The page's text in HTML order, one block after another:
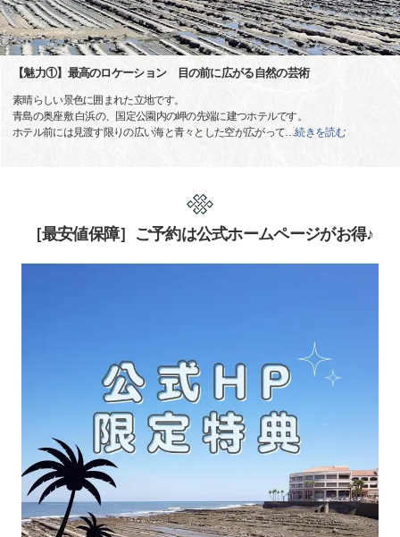
【魅力①】最高のロケーション 目の前に広がる自然の芸術
素晴らしい景色に囲まれた立地です。
青島の奥座敷 白浜の、国定公園内の岬の先端に建つホテルです。
ホテル前には見渡す限りの広い海と青々とした空が広がって…続きを読む
［最安値保障］ご予約は公式ホームページがお得♪